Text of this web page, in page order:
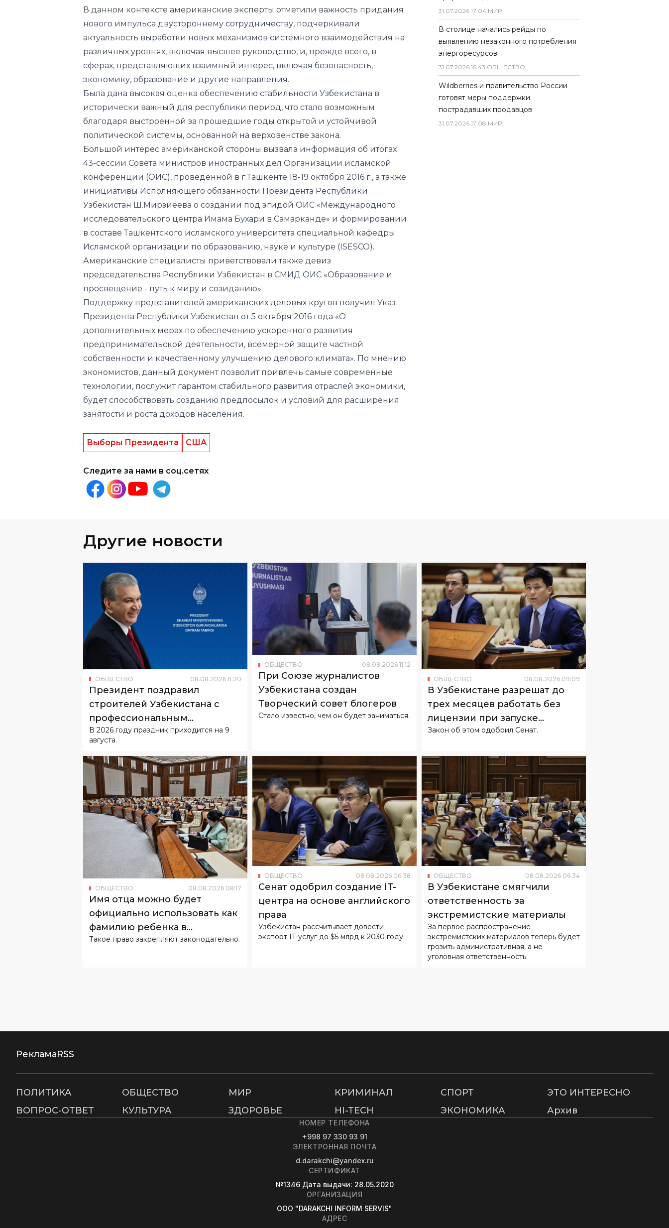
В данном контексте американские эксперты отметили важность придания
нового импульса двустороннему сотрудничеству, подчеркивали
актуальность выработки новых механизмов системного взаимодействия на
различных уровнях, включая высшее руководство, и, прежде всего, в
сферах, представляющих взаимный интерес, включая безопасность,
экономику, образование и другие направления.
Была дана высокая оценка обеспечению стабильности Узбекистана в
исторически важный для республики период, что стало возможным
благодаря выстроенной за прошедшие годы открытой и устойчивой
политической системы, основанной на верховенстве закона.
Большой интерес американской стороны вызвала информация об итогах
43-сессии Совета министров иностранных дел Организации исламской
конференции (ОИС), проведенной в г.Ташкенте 18-19 октября 2016 г., а также
инициативы Исполняющего обязанности Президента Республики
Узбекистан Ш.Мирзиёева о создании под эгидой ОИС «Международного
исследовательского центра Имама Бухари в Самарканде» и формировании
в составе Ташкентского исламского университета специальной кафедры
Исламской организации по образованию, науке и культуре (ISESCO).
Американские специалисты приветствовали также девиз
председательства Республики Узбекистан в СМИД ОИС «Образование и
просвещение - путь к миру и созиданию».
Поддержку представителей американских деловых кругов получил Указ
Президента Республики Узбекистан от 5 октября 2016 года «О
дополнительных мерах по обеспечению ускоренного развития
предпринимательской деятельности, всемерной защите частной
собственности и качественному улучшению делового климата». По мнению
экономистов, данный документ позволит привлечь самые современные
технологии, послужит гарантом стабильного развития отраслей экономики,
будет способствовать созданию предпосылок и условий для расширения
занятости и роста доходов населения.
Выборы Президента США
Следите за нами в соц.сетях
31.07.2026 17:04,МИР
В столице начались рейды по
выявлению незаконного потребления
энергоресурсов
31.07.2026 16:43,ОБЩЕСТВО
Wildberries и правительство России
готовят меры поддержки
пострадавших продавцов
31.07.2026 17:08,МИР
Другие новости
ОБЩЕСТВО 08.08.2026 11:20
Президент поздравил
строителей Узбекистана с
профессиональным
праздником
В 2026 году праздник приходится на 9
августа.
ОБЩЕСТВО 08.08.2026 11:12
При Союзе журналистов
Узбекистана создан
Творческий совет блогеров
Стало известно, чем он будет заниматься.
ОБЩЕСТВО 08.08.2026 09:09
В Узбекистане разрешат до
трех месяцев работать без
лицензии при запуске
бизнеса
Закон об этом одобрил Сенат.
ОБЩЕСТВО 08.08.2026 08:17
Имя отца можно будет
официально использовать как
фамилию ребенка в
Узбекистане
Такое право закрепляют законодательно.
ОБЩЕСТВО 08.08.2026 06:38
Сенат одобрил создание IT-
центра на основе английского
права
Узбекистан рассчитывает довести
экспорт IT-услуг до $5 млрд к 2030 году.
ОБЩЕСТВО 08.08.2026 06:34
В Узбекистане смягчили
ответственность за
экстремистские материалы
За первое распространение
экстремистских материалов теперь будет
грозить административная, а не
уголовная ответственность.
РекламаRSS
ПОЛИТИКА ОБЩЕСТВО МИР КРИМИНАЛ СПОРТ
ЭТО ИНТЕРЕСНО
ВОПРОС-ОТВЕТ
КУЛЬТУРА ЗДОРОВЬЕ HI-TECH ЭКОНОМИКА Архив
НОМЕР ТЕЛЕФОНА
+998 97 330 93 91
ЭЛЕКТРОННАЯ ПОЧТА
d.darakchi@yandex.ru
СЕРТИФИКАТ
№1346 Дата выдачи: 28.05.2020
ОРГАНИЗАЦИЯ
OOO "DARAKCHI INFORM SERVIS"
АДРЕС